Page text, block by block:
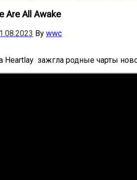
Are All Awake
By wwc
Heartlay зажгла родные чарты